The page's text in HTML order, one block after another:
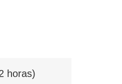
horas)